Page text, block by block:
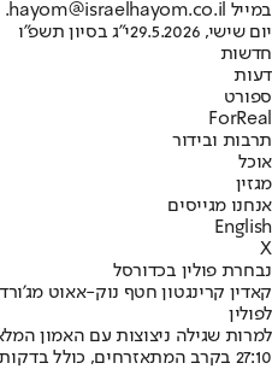
במייל hayom@israelhayom.co.il.
יום שישי, 29.5.2026
י"ג בסיון תשפ"ו
חדשות
דעות
ספורט
ForReal
תרבות ובידור
אוכל
מגזין
אנחנו מגייסים
English
X
נבחרת פולין בכדורסל
קאדין קרינגטון חטף נוק-אאוט
לפולין
למרות שגילה ניצוצות עם האמון
27:10 בקרב המתאזרחים, כולל